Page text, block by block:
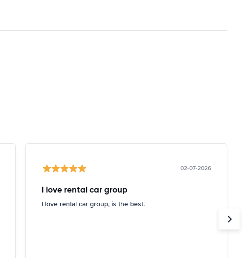
02-07-2026
I love rental car group
I love rental car group, is the best.